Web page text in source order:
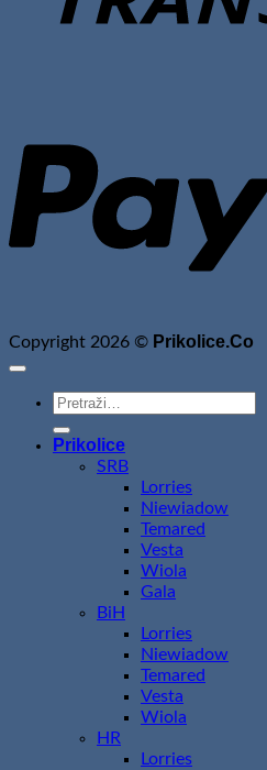
Copyright 2026 © Prikolice.Co
Pretraži:
Prikolice
SRB
Lorries
Niewiadow
Temared
Vesta
Wiola
Gala
BiH
Lorries
Niewiadow
Temared
Vesta
Wiola
HR
Lorries